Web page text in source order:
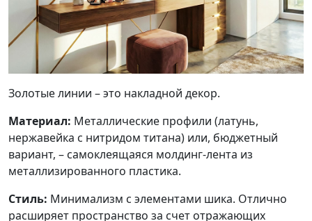
Золотые линии – это накладной декор.
Материал: Металлические профили (латунь,
нержавейка с нитридом титана) или, бюджетный
вариант, – самоклеящаяся молдинг-лента из
металлизированного пластика.
Стиль: Минимализм с элементами шика. Отлично
расширяет пространство за счет отражающих